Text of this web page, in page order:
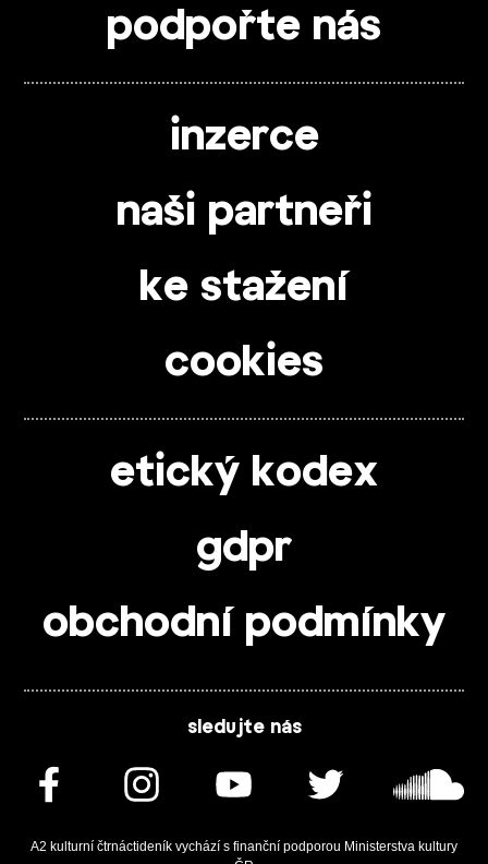
podpořte nás
inzerce
naši partneři
ke stažení
cookies
etický kodex
gdpr
obchodní podmínky
sledujte nás
A2 kulturní čtrnáctideník vychází s finanční podporou Ministerstva kultury